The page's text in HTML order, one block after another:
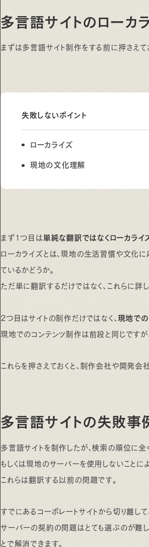
多言語サイトのローカ
まずは多言語サイト制作をする前に押さえて
失敗しないポイント
ローカライズ
現地の文化理解
まず1つ目は単純な翻訳ではなくローカライ
ローカライズとは、現地の生活習慣や文化
ているかどうか。
ただ単に翻訳するだけではなく、これらに
2つ目はサイトの制作だけではなく、 現地で
現地でのコンテンツ制作は前段と同じです
これらを押さえておくと、制作会社や開発会
多言語サイトの失敗事
多言語サイトを制作したが、検索の順位に全
もしくは現地のサーバーを使用しないことに
これらは翻訳する以前の問題です。
すでにあるコーポレートサイトから切り離し
サーバーの契約の問題はとても選ぶのが難し
とで解消できます。